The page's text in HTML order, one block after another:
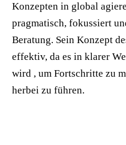
Konzepten in global
pragmatisch, fokussiert
Beratung. Sein Konzept
effektiv, da es in klarer
wird , um Fortschritte zu
herbei zu führen.